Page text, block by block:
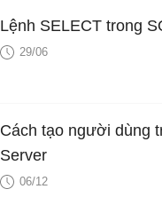
Lệnh SELECT trong
29/06
Cách tạo người dùng
Server
06/12